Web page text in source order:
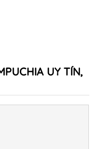
UY TÍN,